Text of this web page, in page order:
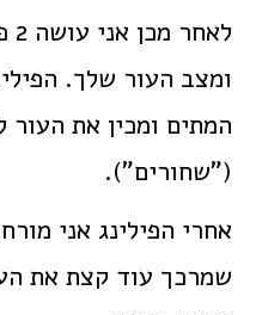
ומצב העור שלך.
המתים ומכין את העור
("שחורים").
אחרי הפילינג אני
שמרכך עוד קצת את